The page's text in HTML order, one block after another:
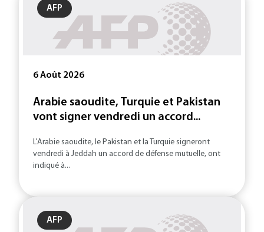
AFP
6 Août 2026
Arabie saoudite, Turquie et Pakistan
vont signer vendredi un accord...
L'Arabie saoudite, le Pakistan et la Turquie signeront
vendredi à Jeddah un accord de défense mutuelle, ont
indiqué à...
AFP